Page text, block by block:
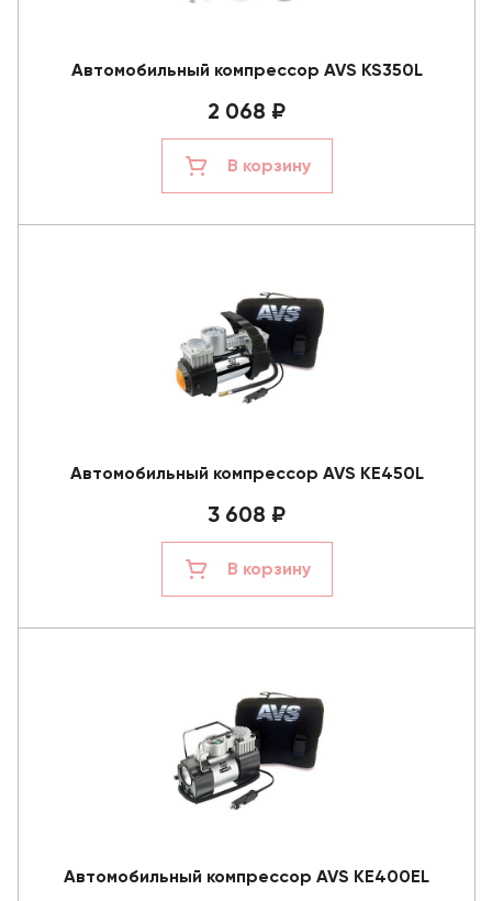
Автомобильный компрессор AVS KS350L
2 068 ₽
В корзину
Автомобильный компрессор AVS KE450L
3 608 ₽
В корзину
Автомобильный компрессор AVS KE400EL